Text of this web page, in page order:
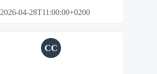
2026-04-28T11:00:00+0200
CC